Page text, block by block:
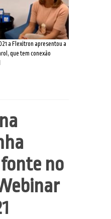
a Flexitron apresentou a
que tem conexão
no